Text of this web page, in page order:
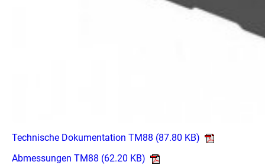
Technische Dokumentation TM88 (87.80 KB)
Abmessungen TM88 (62.20 KB)